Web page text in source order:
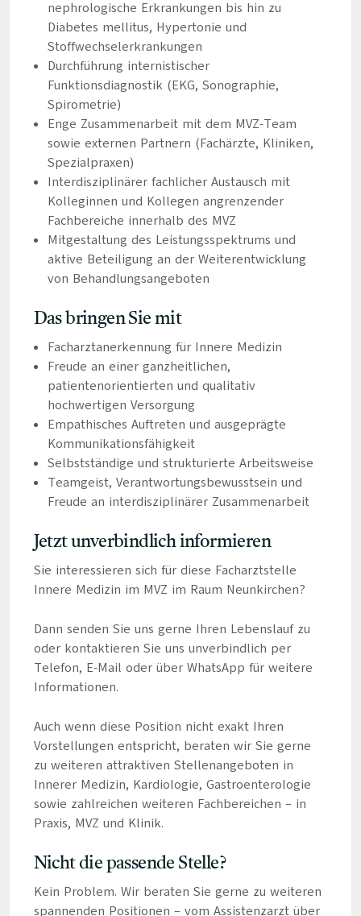
nephrologische Erkrankungen bis hin zu
Diabetes mellitus, Hypertonie und
Stoffwechselerkrankungen
Durchführung internistischer
Funktionsdiagnostik (EKG, Sonographie,
Spirometrie)
Enge Zusammenarbeit mit dem MVZ-Team
sowie externen Partnern (Fachärzte, Kliniken,
Spezialpraxen)
Interdisziplinärer fachlicher Austausch mit
Kolleginnen und Kollegen angrenzender
Fachbereiche innerhalb des MVZ
Mitgestaltung des Leistungsspektrums und
aktive Beteiligung an der Weiterentwicklung
von Behandlungsangeboten
Das bringen Sie mit
Facharztanerkennung für Innere Medizin
Freude an einer ganzheitlichen,
patientenorientierten und qualitativ
hochwertigen Versorgung
Empathisches Auftreten und ausgeprägte
Kommunikationsfähigkeit
Selbstständige und strukturierte Arbeitsweise
Teamgeist, Verantwortungsbewusstsein und
Freude an interdisziplinärer Zusammenarbeit
Jetzt unverbindlich informieren
Sie interessieren sich für diese Facharztstelle
Innere Medizin im MVZ im Raum Neunkirchen?
Dann senden Sie uns gerne Ihren Lebenslauf zu
oder kontaktieren Sie uns unverbindlich per
Telefon, E-Mail oder über WhatsApp für weitere
Informationen.
Auch wenn diese Position nicht exakt Ihren
Vorstellungen entspricht, beraten wir Sie gerne
zu weiteren attraktiven Stellenangeboten in
Innerer Medizin, Kardiologie, Gastroenterologie
sowie zahlreichen weiteren Fachbereichen – in
Praxis, MVZ und Klinik.
Nicht die passende Stelle?
Kein Problem. Wir beraten Sie gerne zu weiteren
spannenden Positionen – vom Assistenzarzt über